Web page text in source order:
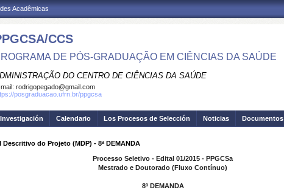
Acadêmicas
CCS
DE PÓS-GRADUAÇÃO EM CIÊNCIAS DA SAÚDE
DO CENTRO DE CIÊNCIAS DA SAÚDE
rodrigopegado@gmail.com
posgraduacao.ufrn.br/ppgcsa
Calendario Los Procesos de Selección Noticias Documentos
do Projeto (MDP) - 8ª DEMANDA
Processo Seletivo - Edital 01/2015 - PPGCSa
Mestrado e Doutorado (Fluxo Contínuo)
8ª DEMANDA